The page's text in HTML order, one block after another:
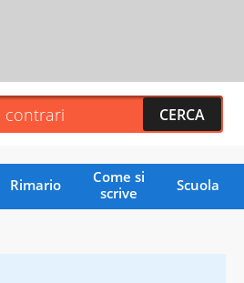
Rimario
Come si
scrive
Scuola